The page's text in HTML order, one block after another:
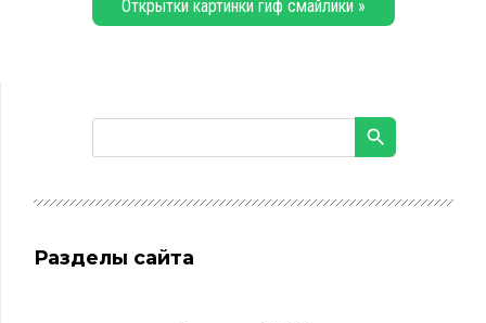
Открытки картинки гиф смайлики »
Разделы сайта